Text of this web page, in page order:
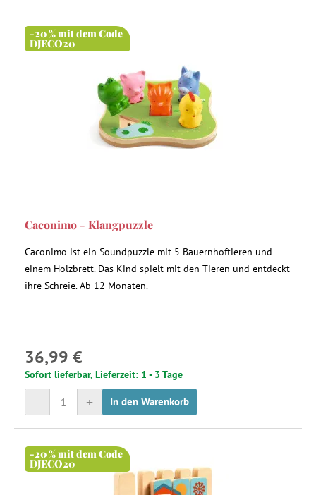
-20 % mit dem Code
DJECO20
Caconimo - Klangpuzzle
Caconimo ist ein Soundpuzzle mit 5 Bauernhoftieren und
einem Holzbrett. Das Kind spielt mit den Tieren und entdeckt
ihre Schreie. Ab 12 Monaten.
36,99 €
Sofort lieferbar, Lieferzeit: 1 - 3 Tage
+
- In den Warenkorb
-20 % mit dem Code
DJECO20